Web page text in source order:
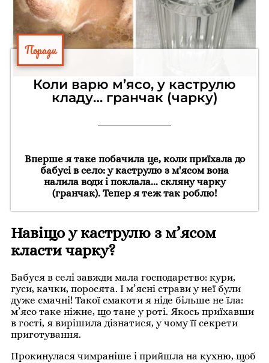
Поради
Коли варю м’ясо, у каструлю
кладу… гранчак (чарку)
Вперше я таке побачила це, коли приїхала до
бабусі в село: у каструлю з м'ясом вона
налила води і поклала... скляну чарку
(гранчак). Тепер я теж так роблю!
Навіщо у каструлю з м’ясом
класти чарку?
Бабуся в селі завжди мала господарство: кури,
гуси, качки, поросята. І м’ясні страви у неї були
дуже смачні! Такої смакоти я ніде більше не їла:
м’ясо таке ніжне, що тане у роті. Якось приїхавши
в гості, я вирішила дізнатися, у чому її секрети
приготування.
Прокинулася чимраніше і прийшла на кухню, щоб